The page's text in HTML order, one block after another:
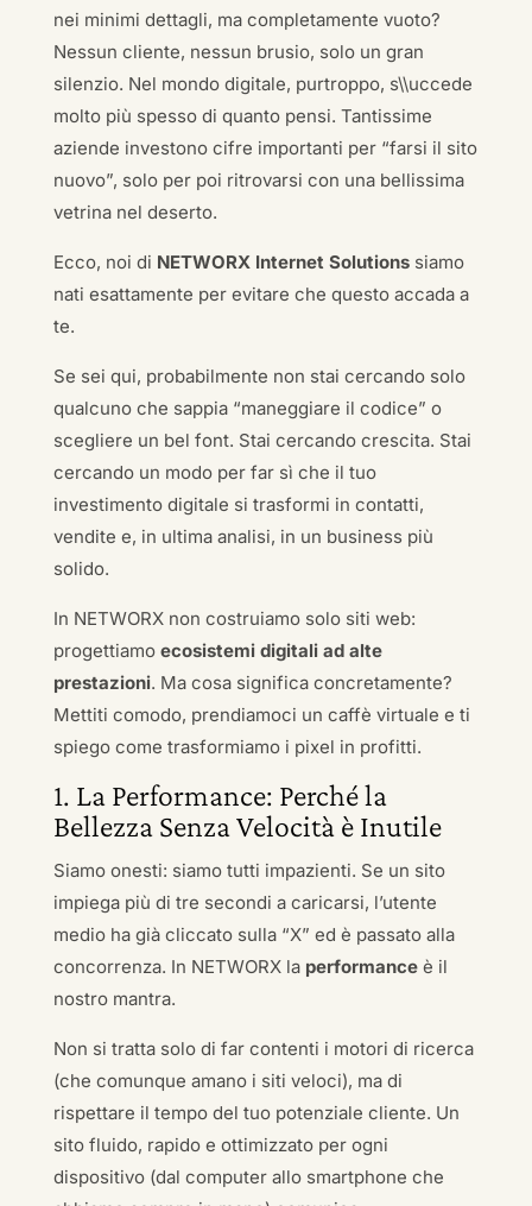
nei minimi dettagli, ma completamente vuoto?
Nessun cliente, nessun brusio, solo un gran
silenzio. Nel mondo digitale, purtroppo, s\\uccede
molto più spesso di quanto pensi. Tantissime
aziende investono cifre importanti per “farsi il sito
nuovo”, solo per poi ritrovarsi con una bellissima
vetrina nel deserto.
Ecco, noi di NETWORX Internet Solutionssiamo
nati esattamente per evitare che questo accada a
te.
Se sei qui, probabilmente non stai cercando solo
qualcuno che sappia “maneggiare il codice” o
scegliere un bel font. Stai cercando crescita. Stai
cercando un modo per far sì che il tuo
investimento digitale si trasformi in contatti,
vendite e, in ultima analisi, in un business più
solido.
In NETWORX non costruiamo solo siti web:
progettiamo ecosistemi digitali ad alte
prestazioni. Ma cosa significa concretamente?
Mettiti comodo, prendiamoci un caffè virtuale e ti
spiego come trasformiamo i pixel in profitti.
1. La Performance: Perché la
Bellezza Senza Velocità è Inutile
Siamo onesti: siamo tutti impazienti. Se un sito
impiega più di tre secondi a caricarsi, l’utente
medio ha già cliccato sulla “X” ed è passato alla
concorrenza. In NETWORX la performanceè il
nostro mantra.
Non si tratta solo di far contenti i motori di ricerca
(che comunque amano i siti veloci), ma di
rispettare il tempo del tuo potenziale cliente. Un
sito fluido, rapido e ottimizzato per ogni
dispositivo (dal computer allo smartphone che